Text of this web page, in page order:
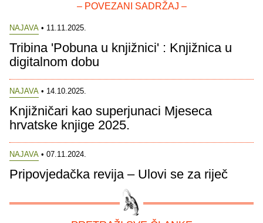
– POVEZANI SADRŽAJ –
NAJAVA • 11.11.2025.
Tribina 'Pobuna u knjižnici' : Knjižnica u
digitalnom dobu
NAJAVA • 14.10.2025.
Knjižničari kao superjunaci Mjeseca
hrvatske knjige 2025.
NAJAVA • 07.11.2024.
Pripovjedačka revija – Ulovi se za riječ